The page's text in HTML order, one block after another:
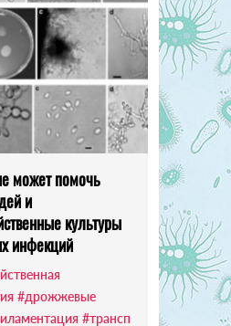
может помочь
и
культуры
инфекций
#дрожжевые
#трансп